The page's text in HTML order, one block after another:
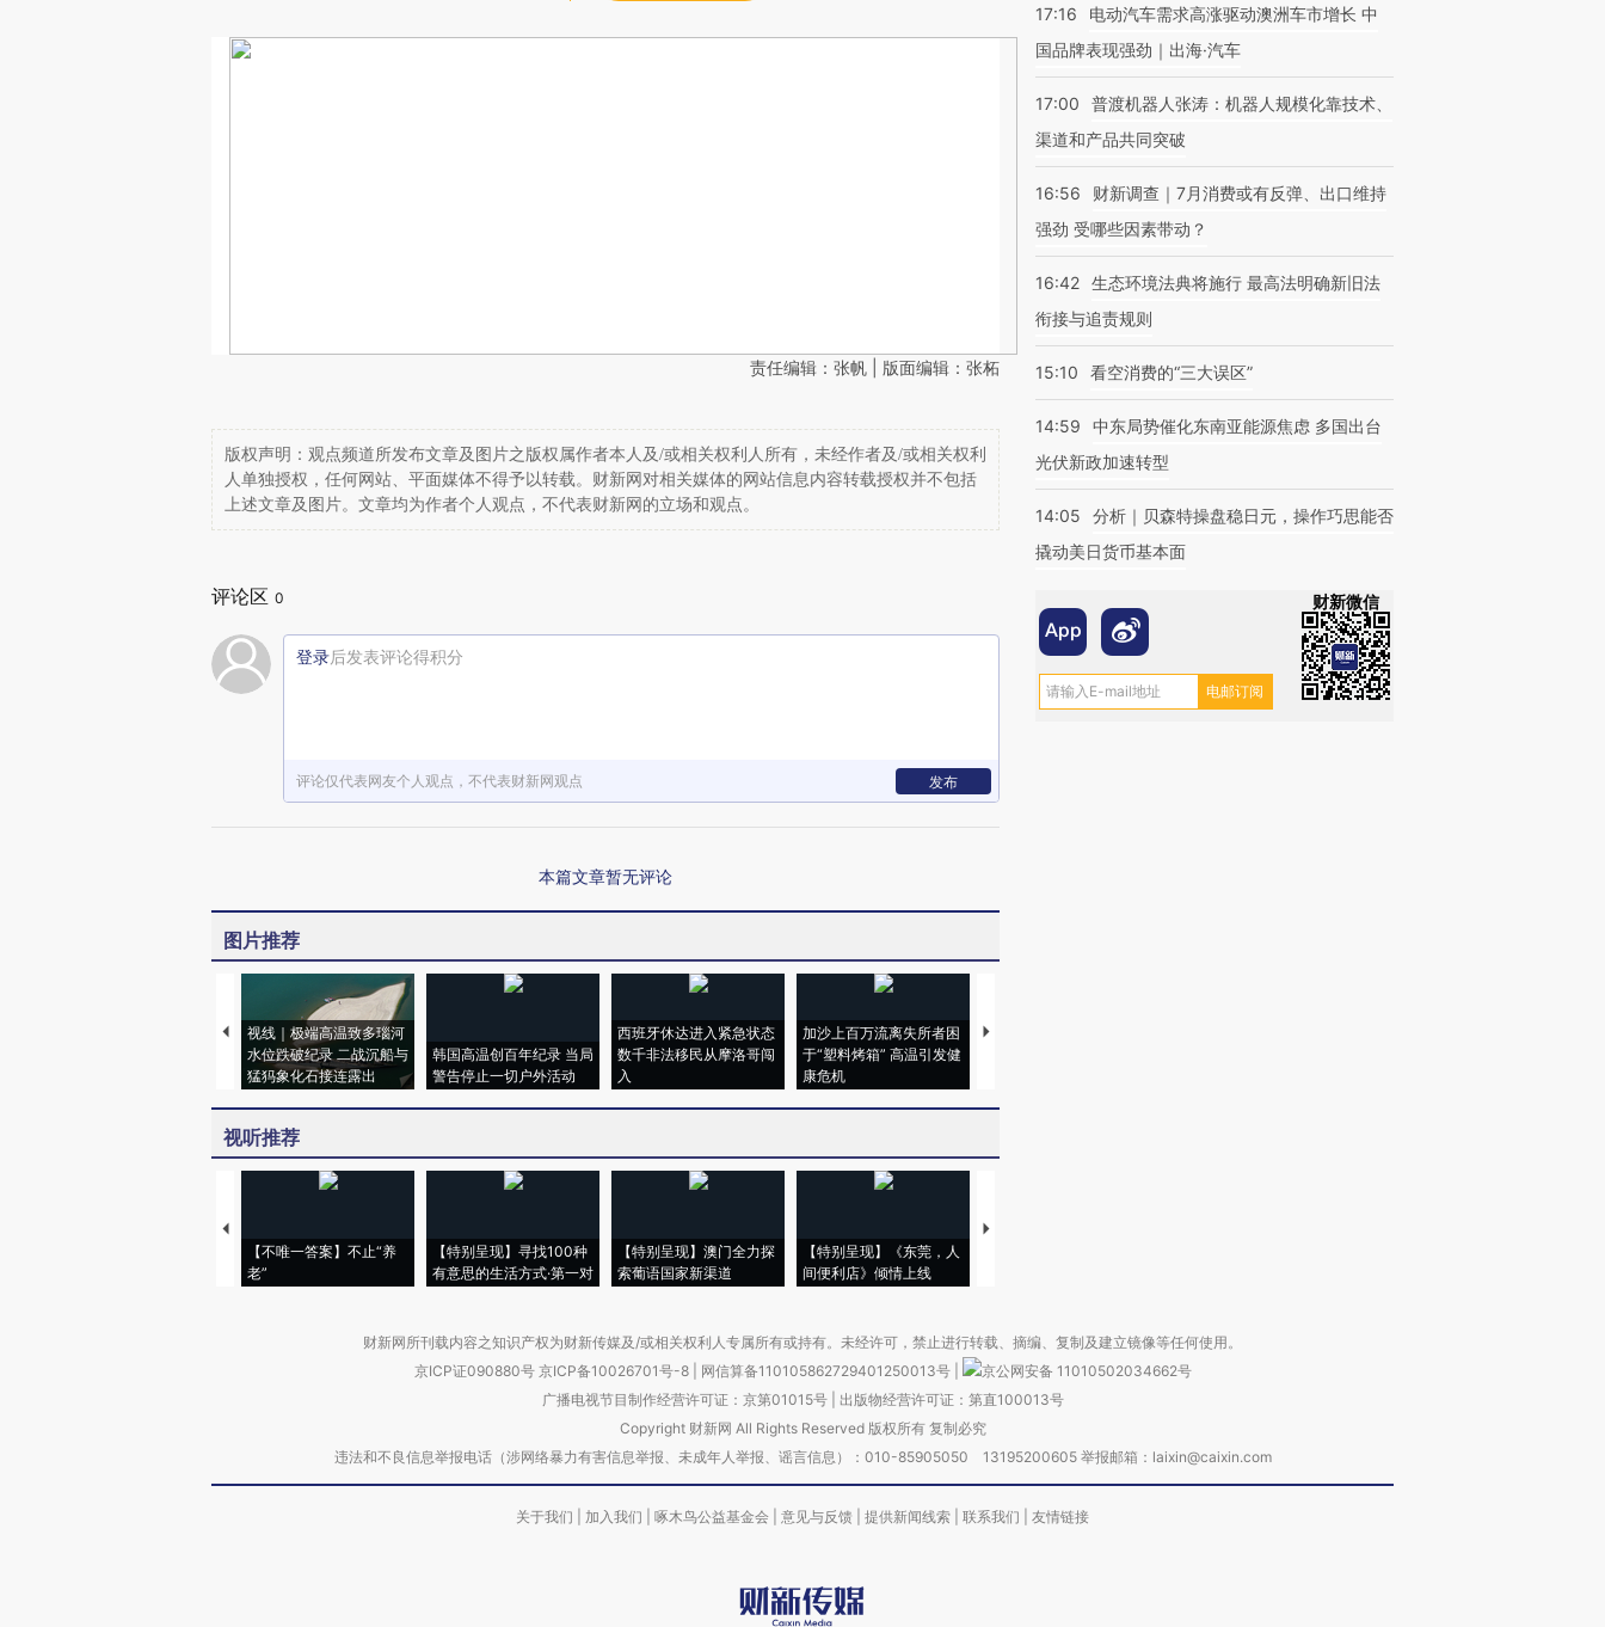
责任编辑：张帆 | 版面编辑：张柘
版权声明：观点频道所发布文章及图片之版权属作者本人及/或相关权利人所有，未经作者及/或相关权利
人单独授权，任何网站、平面媒体不得予以转载。财新网对相关媒体的网站信息内容转载授权并不包括
上述文章及图片。文章均为作者个人观点，不代表财新网的立场和观点。
评论区 0
登录后发表评论得积分
评论仅代表网友个人观点，不代表财新网观点 发布
本篇文章暂无评论
图片推荐
视线｜极端高温致多瑙河
水位跌破纪录 二战沉船与
猛犸象化石接连露出
韩国高温创百年纪录 当局
警告停止一切户外活动
西班牙休达进入紧急状态
数千非法移民从摩洛哥闯
入
加沙上百万流离失所者困
于“塑料烤箱” 高温引发健
康危机
视线｜HYROX的吸金
视听推荐
【不唯一答案】不止“养
老”
【特别呈现】寻找100种
有意思的生活方式·第一对
【特别呈现】澳门全力探
索葡语国家新渠道
【特别呈现】《东莞，人
间便利店》倾情上线
【推广】走进第四届链博
17:16
电动汽车需求高涨驱动澳洲车市增长 中
国品牌表现强劲｜出海·汽车
17:00
普渡机器人张涛：机器人规模化靠技术、
渠道和产品共同突破
16:56
财新调查｜7月消费或有反弹、出口维持
强劲 受哪些因素带动？
16:42 生态环境法典将施行 最高法明确新旧法
衔接与追责规则
15:10 看空消费的“三大误区”
14:59
中东局势催化东南亚能源焦虑 多国出台
光伏新政加速转型
14:05
分析｜贝森特操盘稳日元，操作巧思能否
撬动美日货币基本面
财新微信
财新网所刊载内容之知识产权为财新传媒及/或相关权利人专属所有或持有。未经许可，禁止进行转载、摘编、复制及建立镜像等任何使用。
京ICP证090880号 京ICP备10026701号-8 网信算备110105862729401250013号
京公网安备 11010502034662号
广播电视节目制作经营许可证：京第01015号| 出版物经营许可证：第直100013号
Copyright 财新网 All Rights Reserved 版权所有 复制必究
违法和不良信息举报电话（涉网络暴力有害信息举报、未成年人举报、谣言信息）：010-85905050 13195200605 举报邮箱：laixin@caixin.com
关于我们 加入我们 啄木鸟公益基金会 意见与反馈 提供新闻线索 联系我们 友情链接